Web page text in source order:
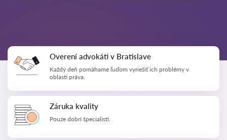
Overení advokáti v Bratislave
Každý deň pomáhame ľuďom vyriešiť ich problémy v
oblasti práva.
Záruka kvality
Pouze dobrí špecialisti.